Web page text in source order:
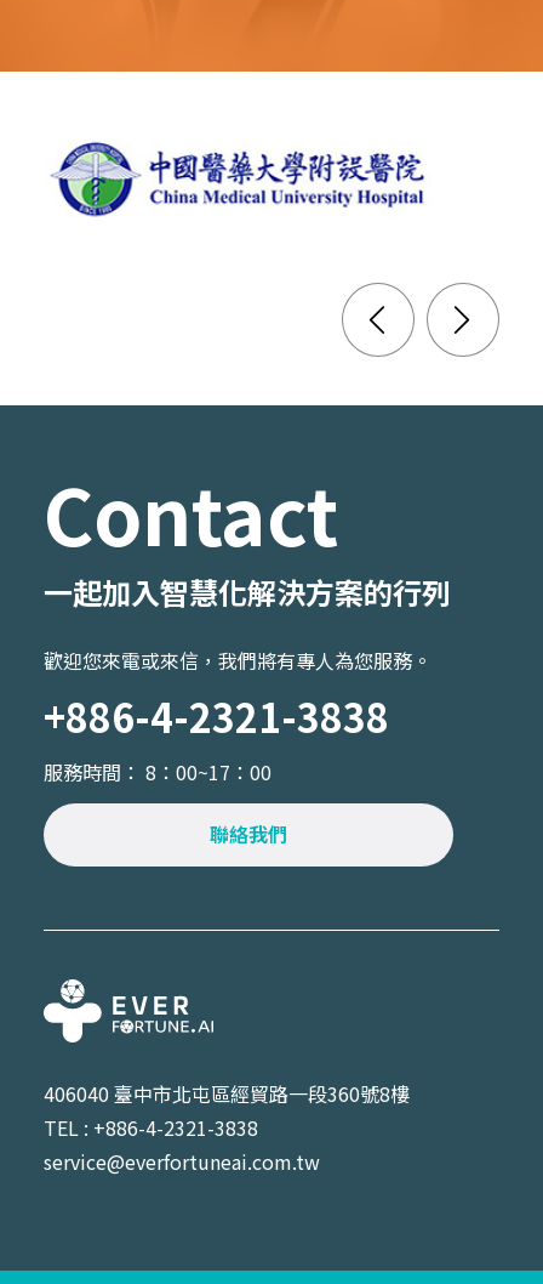
Contact
一起加入智慧化解決方案的行列
歡迎您來電或來信，我們將有專人為您服務。
+886-4-2321-3838
服務時間： 8：00~17：00
聯絡我們
406040 臺中市北屯區經貿路一段360號8樓
TEL : +886-4-2321-3838
service@everfortuneai.com.tw